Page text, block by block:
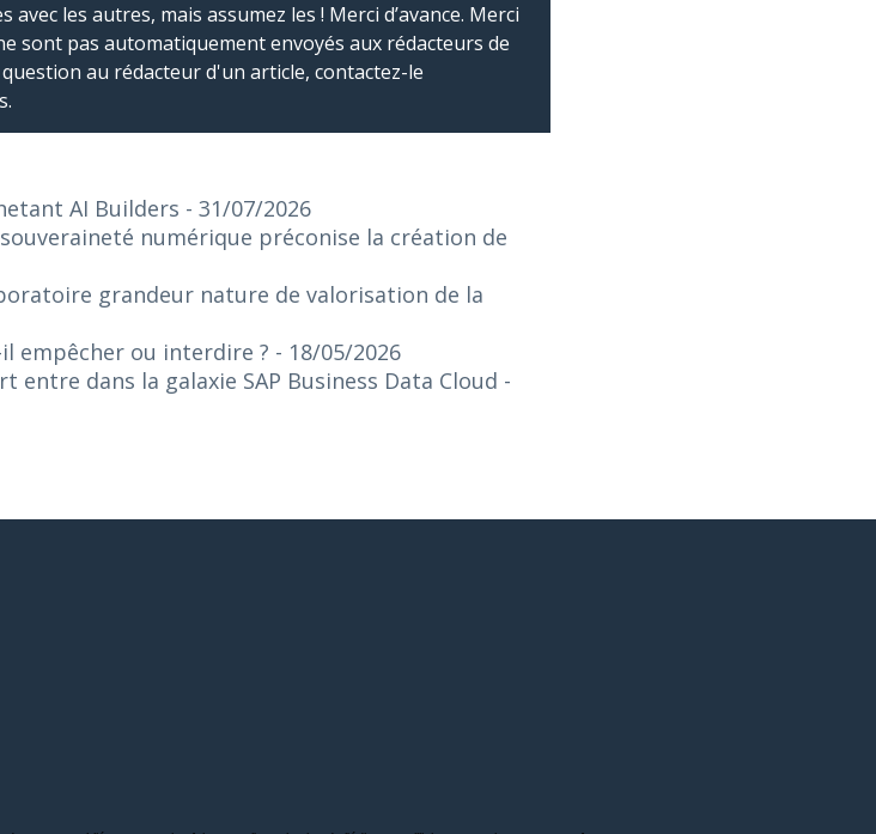
les autres, mais assumez les ! Merci d’avance. Merci
sont pas automatiquement envoyés aux rédacteurs de
au rédacteur d'un article, contactez-le
AI Builders - 31/07/2026
numérique préconise la création de
grandeur nature de valorisation de la
empêcher ou interdire ? - 18/05/2026
entre dans la galaxie SAP Business Data Cloud -